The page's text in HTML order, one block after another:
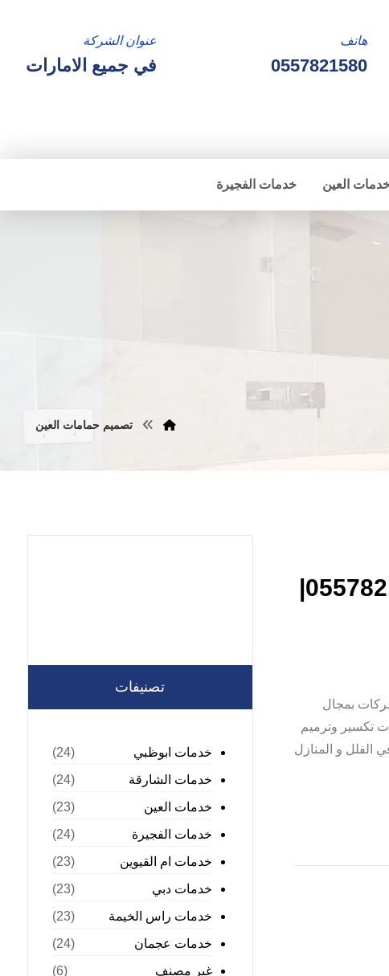
عنوان الشركة
في جميع الامارات
هاتف
0557821580
العين خدمات الفجيرة
تصميم حمامات العين
تكسير وترميم حمامات في العين |0557821580|
اقدم الشركات بمجال
تكسير وترميم
الفلل و المنازل
تصنيفات
خدمات ابوظبي
(24)
خدمات الشارقة
(24)
خدمات العين
(23)
خدمات الفجيرة
(24)
خدمات ام القيوين
(23)
خدمات دبي
(23)
خدمات راس الخيمة
(23)
خدمات عجمان
(24)
غير مصنف
(6)